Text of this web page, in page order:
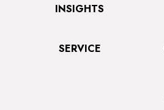
INSIGHTS
SERVICE